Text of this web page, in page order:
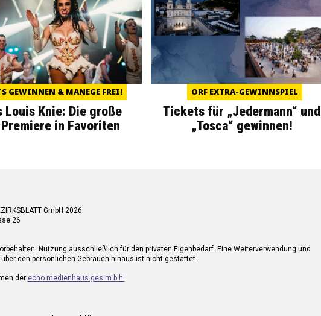
GEWINNEN & MANEGE FREI!
Louis Knie: Die große
Premiere in Favoriten
ORF EXTRA-GEWINNSPIEL
Tickets für „Jedermann“ und
„Tosca“ gewinnen!
GmbH 2026
26
Nutzung ausschließlich für den privaten Eigenbedarf. Eine Weiterverwendung und
über den persönlichen Gebrauch hinaus ist nicht gestattet.
der echo medienhaus ges.m.b.h.